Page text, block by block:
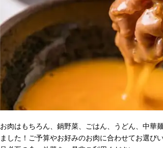
お肉はもちろん、鍋野菜、ごはん、うどん、中華
ました！ご予算やお好みのお肉に合わせてお選び